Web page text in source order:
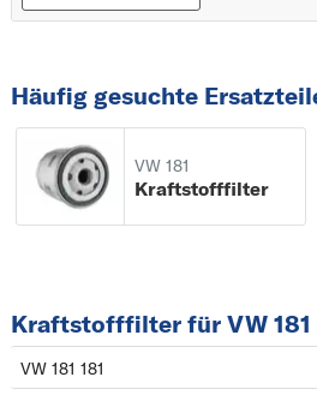
Häufig gesuchte
VW 181
Kraftstofffilter
Kraftstofffilter für VW 181
VW 181 181